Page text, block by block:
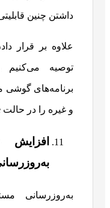
داشتن چنین
علاوه بر قرار
توصیه می‌کنیم
برنامه‌های گوشی
و غیره را در حالت Night mode قرار دهید.
به‌روزرسانی